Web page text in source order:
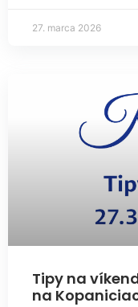
27. marca 2026
Tipy na
na